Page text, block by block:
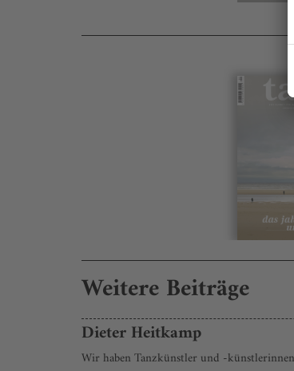
Weitere Beiträge
Dieter Heitkamp
Wir haben Tanzkünstler und -